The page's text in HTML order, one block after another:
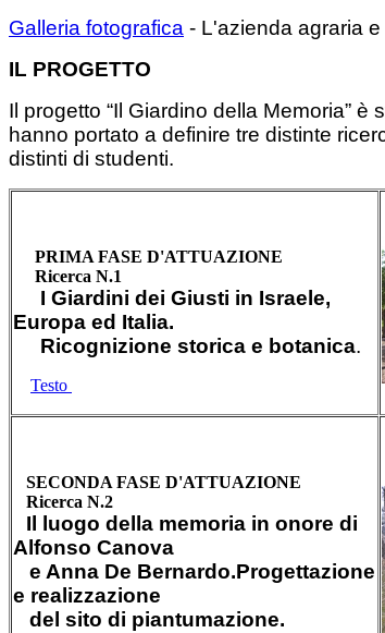
Galleria fotografica - L'azienda agraria
IL PROGETTO
Il progetto “Il Giardino della Memoria”
hanno portato a definire tre distinte
distinti di studenti.
PRIMA FASE D'ATTUAZIONE
Ricerca N.1
I Giardini dei Giusti in Israele,
Europa ed Italia.
Ricognizione storica e botanica.
Testo
SECONDA FASE D'ATTUAZIONE
Ricerca N.2
Il luogo della memoria in onore di
Alfonso Canova
e Anna De Bernardo.Progettazione
e realizzazione
del sito di piantumazione.